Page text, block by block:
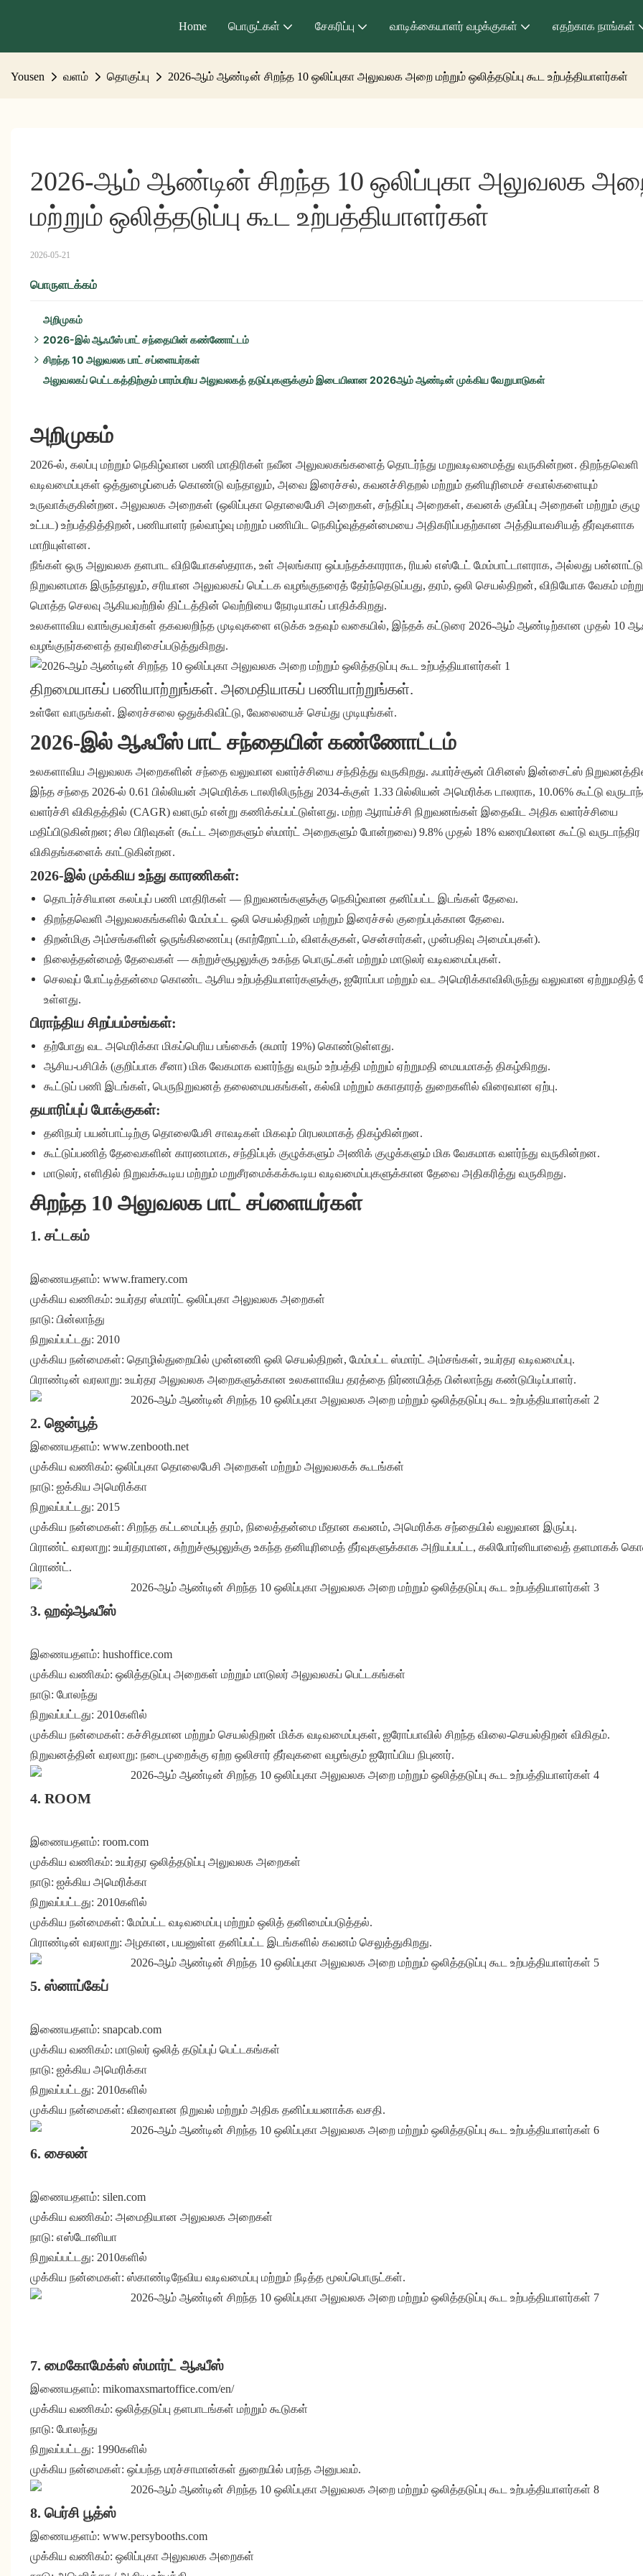
Home பொருட்கள் சேகரிப்பு வாடிக்கையாளர் வழக்குகள் எதற்காக நாங்கள்
Yousen வளம் தொகுப்பு 2026-ஆம் ஆண்டின் சிறந்த 10 ஒலிப்புகா அலுவலக அறை மற்றும் ஒலித்தடுப்பு கூட உற்பத்தியாளர்கள்
2026-ஆம் ஆண்டின் சிறந்த 10 ஒலிப்புகா அலுவலக
மற்றும் ஒலித்தடுப்பு கூட உற்பத்தியாளர்கள்
2026-05-21
பொருளடக்கம்
அறிமுகம்
2026-இல் ஆஃபீஸ் பாட் சந்தையின் கண்ணோட்டம்
2026-இல் முக்கிய உந்து காரணிகள்:
பிராந்திய சிறப்பம்சங்கள்:
சிறந்த 10 அலுவலக பாட் சப்ளையர்கள்
1. சட்டகம்
4. ROOM
5. ஸ்னாப்கேப்
6. சைலன்
7. மைகோமேக்ஸ் ஸ்மார்ட் ஆஃபீஸ்
8. பெர்சி பூத்ஸ்
9.BUSYPOD
10. YOUSEN
அலுவலகப் பெட்டகத்திற்கும் பாரம்பரிய அலுவலகத் தடுப்புகளுக்கும் இடையிலான 2026ஆம் ஆண்டின் முக்கிய வேறுபாடுகள்
அறிமுகம்
2026-ல், கலப்பு மற்றும் நெகிழ்வான பணி மாதிரிகள் நவீன அலுவலகங்களைத் தொடர்ந்து மறுவடிவமைத்து வருகின்றன. திறந்தவெளி
வடிவமைப்புகள் ஒத்துழைப்பைக் கொண்டு வந்தாலும், அவை இரைச்சல், கவனச்சிதறல் மற்றும் தனியுரிமைச் சவால்களையும்
உருவாக்குகின்றன. அலுவலக அறைகள் (ஒலிப்புகா தொலைபேசி அறைகள், சந்திப்பு அறைகள், கவனக் குவிப்பு அறைகள் மற்றும்
உட்பட) உற்பத்தித்திறன், பணியாளர் நல்வாழ்வு மற்றும் பணியிட நெகிழ்வுத்தன்மையை அதிகரிப்பதற்கான அத்தியாவசியத் தீர்வுகளாக
மாறியுள்ளன.
நீங்கள் ஒரு அலுவலக தளபாட விநியோகஸ்தராக, உள் அலங்கார ஒப்பந்தக்காரராக, ரியல் எஸ்டேட் மேம்பாட்டாளராக, அல்லது பன்னாட்டு
நிறுவனமாக இருந்தாலும், சரியான அலுவலகப் பெட்டக வழங்குநரைத் தேர்ந்தெடுப்பது, தரம், ஒலி செயல்திறன், விநியோக வேகம்
மொத்த செலவு ஆகியவற்றில் திட்டத்தின் வெற்றியை நேரடியாகப் பாதிக்கிறது.
உலகளாவிய வாங்குபவர்கள் தகவலறிந்த முடிவுகளை எடுக்க உதவும் வகையில், இந்தக் கட்டுரை 2026-ஆம் ஆண்டிற்கான முதல் 10
வழங்குநர்களைத் தரவரிசைப்படுத்துகிறது.
திறமையாகப் பணியாற்றுங்கள். அமைதியாகப் பணியாற்றுங்கள்.
உள்ளே வாருங்கள். இரைச்சலை ஒதுக்கிவிட்டு, வேலையைச் செய்து முடியுங்கள்.
2026-இல் ஆஃபீஸ் பாட் சந்தையின் கண்ணோட்டம்
உலகளாவிய அலுவலக அறைகளின் சந்தை வலுவான வளர்ச்சியை சந்தித்து வருகிறது. ஃபார்ச்சூன் பிசினஸ் இன்சைட்ஸ்
இந்த சந்தை 2026-ல் 0.61 பில்லியன் அமெரிக்க டாலரிலிருந்து 2034-க்குள் 1.33 பில்லியன் அமெரிக்க டாலராக, 10.06% கூட்டு
வளர்ச்சி விகிதத்தில் (CAGR) வளரும் என்று கணிக்கப்பட்டுள்ளது. மற்ற ஆராய்ச்சி நிறுவனங்கள் இதைவிட அதிக வளர்ச்சியை
மதிப்பிடுகின்றன; சில பிரிவுகள் (கூட்ட அறைகளும் ஸ்மார்ட் அறைகளும் போன்றவை) 9.8% முதல் 18% வரையிலான கூட்டு
விகிதங்களைக் காட்டுகின்றன.
2026-இல் முக்கிய உந்து காரணிகள்:
தொடர்ச்சியான கலப்புப் பணி மாதிரிகள் — நிறுவனங்களுக்கு நெகிழ்வான தனிப்பட்ட இடங்கள் தேவை.
திறந்தவெளி அலுவலகங்களில் மேம்பட்ட ஒலி செயல்திறன் மற்றும் இரைச்சல் குறைப்புக்கான தேவை.
திறன்மிகு அம்சங்களின் ஒருங்கிணைப்பு (காற்றோட்டம், விளக்குகள், சென்சார்கள், முன்பதிவு அமைப்புகள்).
நிலைத்தன்மைத் தேவைகள் — சுற்றுச்சூழலுக்கு உகந்த பொருட்கள் மற்றும் மாடுலர் வடிவமைப்புகள்.
செலவுப் போட்டித்தன்மை கொண்ட ஆசிய உற்பத்தியாளர்களுக்கு, ஐரோப்பா மற்றும் வட அமெரிக்காவிலிருந்து வலுவான
உள்ளது.
பிராந்திய சிறப்பம்சங்கள்:
தற்போது வட அமெரிக்கா மிகப்பெரிய பங்கைக் (சுமார் 19%) கொண்டுள்ளது.
ஆசிய-பசிபிக் (குறிப்பாக சீனா) மிக வேகமாக வளர்ந்து வரும் உற்பத்தி மற்றும் ஏற்றுமதி மையமாகத் திகழ்கிறது.
கூட்டுப் பணி இடங்கள், பெருநிறுவனத் தலைமையகங்கள், கல்வி மற்றும் சுகாதாரத் துறைகளில் விரைவான ஏற்பு.
தயாரிப்புப் போக்குகள்:
தனிநபர் பயன்பாட்டிற்கு தொலைபேசி சாவடிகள் மிகவும் பிரபலமாகத் திகழ்கின்றன.
கூட்டுப்பணித் தேவைகளின் காரணமாக, சந்திப்புக் குழுக்களும் அணிக் குழுக்களும் மிக வேகமாக வளர்ந்து வருகின்றன.
மாடுலர், எளிதில் நிறுவக்கூடிய மற்றும் மறுசீரமைக்கக்கூடிய வடிவமைப்புகளுக்கான தேவை அதிகரித்து வருகிறது.
சிறந்த 10 அலுவலக பாட் சப்ளையர்கள்
1. சட்டகம்
இணையதளம்: www.framery.com
முக்கிய வணிகம்: உயர்தர ஸ்மார்ட் ஒலிப்புகா அலுவலக அறைகள்
நாடு: பின்லாந்து
நிறுவப்பட்டது: 2010
முக்கிய நன்மைகள்: தொழில்துறையில் முன்னணி ஒலி செயல்திறன், மேம்பட்ட ஸ்மார்ட் அம்சங்கள், உயர்தர வடிவமைப்பு.
பிராண்டின் வரலாறு: உயர்தர அலுவலக அறைகளுக்கான உலகளாவிய தரத்தை நிர்ணயித்த பின்லாந்து கண்டுபிடிப்பாளர்.
2. ஜென்பூத்
இணையதளம்: www.zenbooth.net
முக்கிய வணிகம்: ஒலிப்புகா தொலைபேசி அறைகள் மற்றும் அலுவலகக் கூடங்கள்
நாடு: ஐக்கிய அமெரிக்கா
நிறுவப்பட்டது: 2015
முக்கிய நன்மைகள்: சிறந்த கட்டமைப்புத் தரம், நிலைத்தன்மை மீதான கவனம், அமெரிக்க சந்தையில் வலுவான இருப்பு.
பிராண்ட் வரலாறு: உயர்தரமான, சுற்றுச்சூழலுக்கு உகந்த தனியுரிமைத் தீர்வுகளுக்காக அறியப்பட்ட, கலிபோர்னியாவைத் தளமாகக்
பிராண்ட்.
3. ஹஷ்ஆஃபீஸ்
இணையதளம்: hushoffice.com
முக்கிய வணிகம்: ஒலித்தடுப்பு அறைகள் மற்றும் மாடுலர் அலுவலகப் பெட்டகங்கள்
நாடு: போலந்து
நிறுவப்பட்டது: 2010களில்
முக்கிய நன்மைகள்: கச்சிதமான மற்றும் செயல்திறன் மிக்க வடிவமைப்புகள், ஐரோப்பாவில் சிறந்த விலை-செயல்திறன் விகிதம்.
நிறுவனத்தின் வரலாறு: நடைமுறைக்கு ஏற்ற ஒலிசார் தீர்வுகளை வழங்கும் ஐரோப்பிய நிபுணர்.
4. ROOM
இணையதளம்: room.com
முக்கிய வணிகம்: உயர்தர ஒலித்தடுப்பு அலுவலக அறைகள்
நாடு: ஐக்கிய அமெரிக்கா
நிறுவப்பட்டது: 2010களில்
முக்கிய நன்மைகள்: மேம்பட்ட வடிவமைப்பு மற்றும் ஒலித் தனிமைப்படுத்தல்.
பிராண்டின் வரலாறு: அழகான, பயனுள்ள தனிப்பட்ட இடங்களில் கவனம் செலுத்துகிறது.
5. ஸ்னாப்கேப்
இணையதளம்: snapcab.com
முக்கிய வணிகம்: மாடுலர் ஒலித் தடுப்புப் பெட்டகங்கள்
நாடு: ஐக்கிய அமெரிக்கா
நிறுவப்பட்டது: 2010களில்
முக்கிய நன்மைகள்: விரைவான நிறுவல் மற்றும் அதிக தனிப்பயனாக்க வசதி.
6. சைலன்
இணையதளம்: silen.com
முக்கிய வணிகம்: அமைதியான அலுவலக அறைகள்
நாடு: எஸ்டோனியா
நிறுவப்பட்டது: 2010களில்
முக்கிய நன்மைகள்: ஸ்காண்டிநேவிய வடிவமைப்பு மற்றும் நீடித்த மூலப்பொருட்கள்.
7. மைகோமேக்ஸ் ஸ்மார்ட் ஆஃபீஸ்
இணையதளம்: mikomaxsmartoffice.com/en/
முக்கிய வணிகம்: ஒலித்தடுப்பு தளபாடங்கள் மற்றும் கூடுகள்
நாடு: போலந்து
நிறுவப்பட்டது: 1990களில்
முக்கிய நன்மைகள்: ஒப்பந்த மரச்சாமான்கள் துறையில் பரந்த அனுபவம்.
8. பெர்சி பூத்ஸ்
இணையதளம்: www.persybooths.com
முக்கிய வணிகம்: ஒலிப்புகா அலுவலக அறைகள்